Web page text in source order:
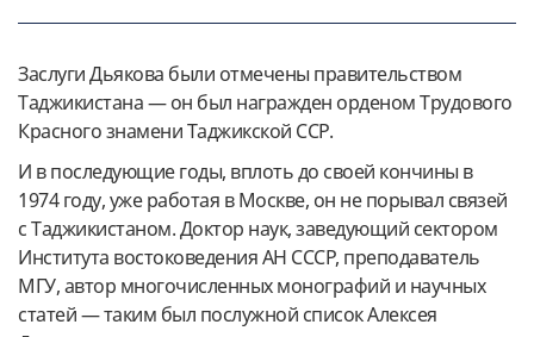
Заслуги Дьякова были отмечены правительством
Таджикистана — он был награжден орденом Трудового
Красного знамени Таджикской ССР.
И в последующие годы, вплоть до своей кончины в
1974 году, уже работая в Москве, он не порывал связей
с Таджикистаном. Доктор наук, заведующий сектором
Института востоковедения АН СССР, преподаватель
МГУ, автор многочисленных монографий и научных
статей — таким был послужной список Алексея